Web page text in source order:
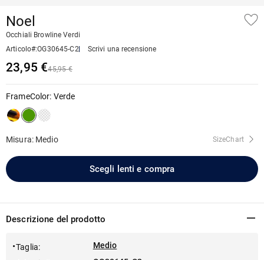
Noel
Occhiali Browline Verdi
Articolo#:OG30645-C2 Scrivi una recensione
23,95 €45,95 €
FrameColor: Verde
Misura: Medio SizeChart
Scegli lenti e compra
Descrizione del prodotto
Taglia:
Medio